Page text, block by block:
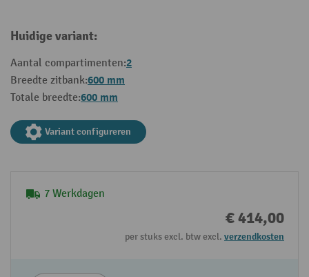
Huidige variant:
Aantal compartimenten:2
Breedte zitbank:600 mm
Totale breedte:600 mm
Variant configureren
7 Werkdagen
€ 414,00
per stuks excl. btw excl. verzendkosten